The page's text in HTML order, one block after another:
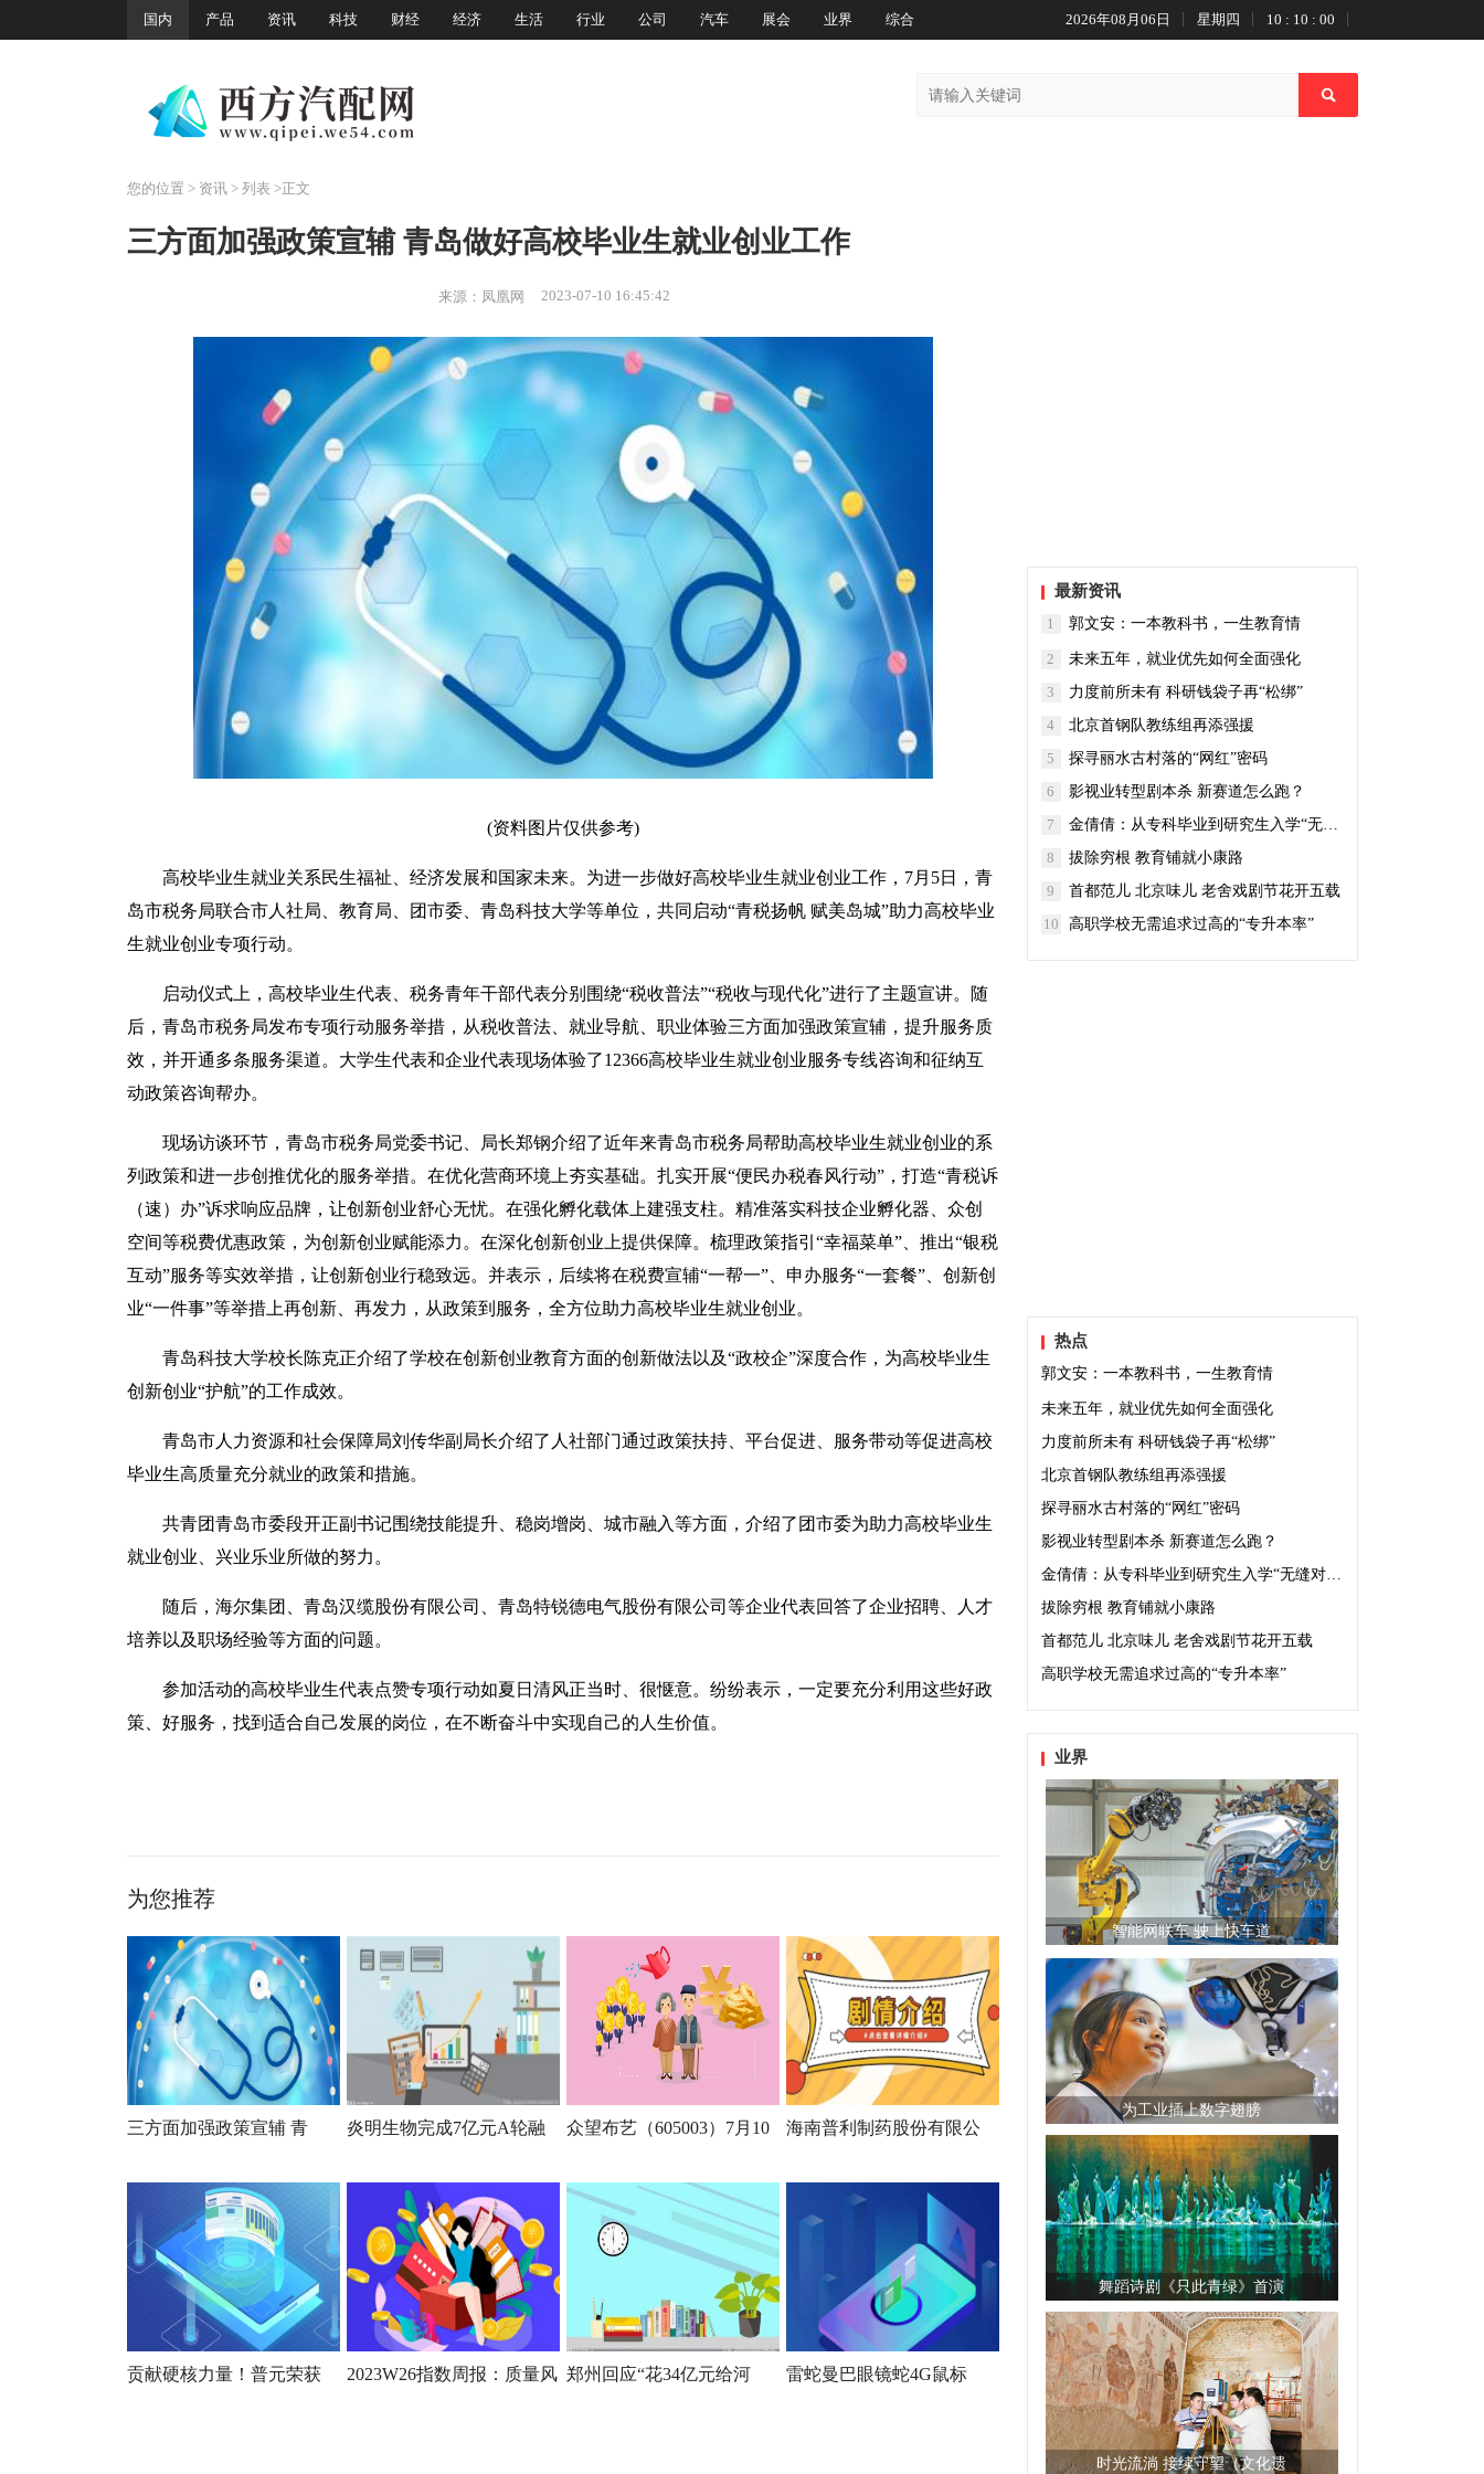
国内 产品 资讯 科技 财经 经济 生活 行业 公司 汽车 展会 业界 综合 2026年08月06日 星期四 10 : 10 : 00
您的位置 > 资讯> 列表 >正文
三方面加强政策宣辅 青岛做好高校毕业生就业创业工作
来源：凤凰网 2023-07-10 16:45:42
(资料图片仅供参考)
高校毕业生就业关系民生福祉、经济发展和国家未来。为进一步做好高校毕业生就业创业工作，7月5日，青
岛市税务局联合市人社局、教育局、团市委、青岛科技大学等单位，共同启动“青税扬帆 赋美岛城”助力高校毕业
生就业创业专项行动。
启动仪式上，高校毕业生代表、税务青年干部代表分别围绕“税收普法”“税收与现代化”进行了主题宣讲。随
后，青岛市税务局发布专项行动服务举措，从税收普法、就业导航、职业体验三方面加强政策宣辅，提升服务质
效，并开通多条服务渠道。大学生代表和企业代表现场体验了12366高校毕业生就业创业服务专线咨询和征纳互
动政策咨询帮办。
现场访谈环节，青岛市税务局党委书记、局长郑钢介绍了近年来青岛市税务局帮助高校毕业生就业创业的系
列政策和进一步创推优化的服务举措。在优化营商环境上夯实基础。扎实开展“便民办税春风行动”，打造“青税诉
（速）办”诉求响应品牌，让创新创业舒心无忧。在强化孵化载体上建强支柱。精准落实科技企业孵化器、众创
空间等税费优惠政策，为创新创业赋能添力。在深化创新创业上提供保障。梳理政策指引“幸福菜单”、推出“银税
互动”服务等实效举措，让创新创业行稳致远。并表示，后续将在税费宣辅“一帮一”、申办服务“一套餐”、创新创
业“一件事”等举措上再创新、再发力，从政策到服务，全方位助力高校毕业生就业创业。
青岛科技大学校长陈克正介绍了学校在创新创业教育方面的创新做法以及“政校企”深度合作，为高校毕业生
创新创业“护航”的工作成效。
青岛市人力资源和社会保障局刘传华副局长介绍了人社部门通过政策扶持、平台促进、服务带动等促进高校
毕业生高质量充分就业的政策和措施。
共青团青岛市委段开正副书记围绕技能提升、稳岗增岗、城市融入等方面，介绍了团市委为助力高校毕业生
就业创业、兴业乐业所做的努力。
随后，海尔集团、青岛汉缆股份有限公司、青岛特锐德电气股份有限公司等企业代表回答了企业招聘、人才
培养以及职场经验等方面的问题。
参加活动的高校毕业生代表点赞专项行动如夏日清风正当时、很惬意。纷纷表示，一定要充分利用这些好政
策、好服务，找到适合自己发展的岗位，在不断奋斗中实现自己的人生价值。
为您推荐
三方面加强政策宣辅 青 炎明生物完成7亿元A轮融 众望布艺（605003）7月10 海南普利制药股份有限公
贡献硬核力量！普元荣获 2023W26指数周报：质量风 郑州回应“花34亿元给河 雷蛇曼巴眼镜蛇4G鼠标
最新资讯
1 郭文安：一本教科书，一生教育情
2
未来五年，就业优先如何全面强化
3
力度前所未有 科研钱袋子再“松绑”
4
北京首钢队教练组再添强援
5
探寻丽水古村落的“网红”密码
6
影视业转型剧本杀 新赛道怎么跑？
7
金倩倩：从专科毕业到研究生入学“无缝对接”
8
拔除穷根 教育铺就小康路
9
首都范儿 北京味儿 老舍戏剧节花开五载
10
高职学校无需追求过高的“专升本率”
热点
郭文安：一本教科书，一生教育情
未来五年，就业优先如何全面强化
力度前所未有 科研钱袋子再“松绑”
北京首钢队教练组再添强援
探寻丽水古村落的“网红”密码
影视业转型剧本杀 新赛道怎么跑？
金倩倩：从专科毕业到研究生入学“无缝对接”
拔除穷根 教育铺就小康路
首都范儿 北京味儿 老舍戏剧节花开五载
高职学校无需追求过高的“专升本率”
业界
智能网联车 驶上快车道
为工业插上数字翅膀
舞蹈诗剧《只此青绿》首演
时光流淌 接续守望（文化遗